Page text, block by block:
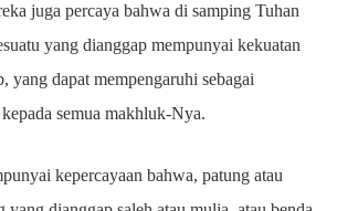
juga percaya bahwa di samping Tuhan
yang dianggap mempunyai kekuatan
yang dapat mempengaruhi sebagai
semua makhluk-Nya.
kepercayaan bahwa, patung atau